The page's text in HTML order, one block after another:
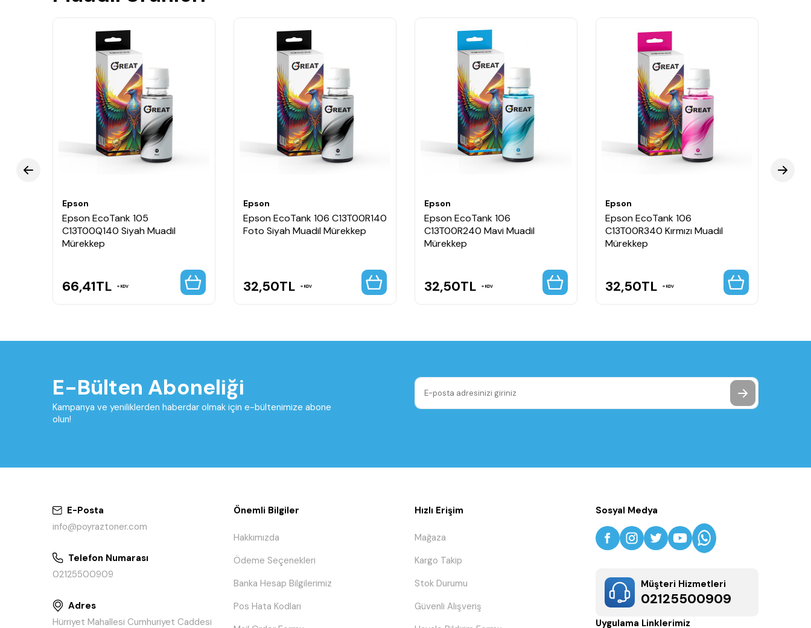
Epson
Epson EcoTank 105
C13T00Q140 Siyah Muadil
Mürekkep
66,41TL KDV
Epson
Epson EcoTank 106 C13T00R140
Foto Siyah Muadil Mürekkep
32,50TL KDV
Epson
Epson EcoTank 106
C13T00R240 Mavi Muadil
Mürekkep
32,50TL KDV
Epson
Epson EcoTank 106
C13T00R340 Kırmızı Muadil
Mürekkep
32,50TL KDV
E-Bülten Aboneliği
Kampanya ve yeniliklerden haberdar olmak için e-bültenimize abone
olun!
E-Posta
info@poyraztoner.com
Telefon Numarası
02125500909
Adres
Hürriyet Mahallesi Cumhuriyet Caddesi
Önemli Bilgiler
Hakkımızda
Ödeme Seçenekleri
Banka Hesap Bilgilerimiz
Pos Hata Kodları
Hızlı Erişim
Mağaza
Kargo Takip
Stok Durumu
Güvenli Alışveriş
Sosyal Medya
Müşteri Hizmetleri
02125500909
Uygulama Linklerimiz